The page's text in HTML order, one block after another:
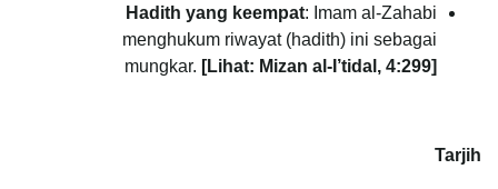
Hadith yang keempat: Imam al-Zahabi
menghukum riwayat (hadith) ini sebagai
mungkar. [Lihat: Mizan al-I’tidal, 4:299]
Tarjih